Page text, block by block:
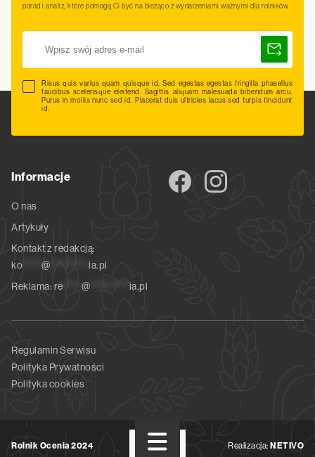
porad i analiz, które pomogą Ci być na bieżąco z wydarzeniami ważnymi dla rolników.
Risus quis varius quam quisque id. Sed egestas egestas fringilla phasellus
faucibus scelerisque eleifend. Sagittis aliquam malesuada bibendum arcu.
Purus in mollis nunc sed id. Placerat duis ultricies lacus sed turpis tincidunt
id.
Informacje
O nas
Artykuły
Kontakt z redakcją:
ko***** @ ********** ia.pl
Reklama: re***** @ ********** ia.pl
Regulamin Serwisu
Polityka Prywatności
Polityka cookies
Rolnik Ocenia 2024 Realizacja: NETIVO